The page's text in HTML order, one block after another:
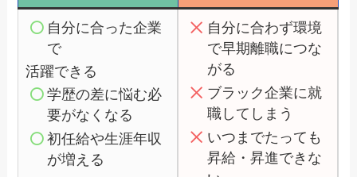
自分に合った企業
で
活躍できる
学歴の差に悩む必
要がなくなる
初任給や生涯年収
が増える
自分に合わず環境
で早期離職につな
がる
ブラック企業に就
職してしまう
いつまでたっても
昇給・昇進できな